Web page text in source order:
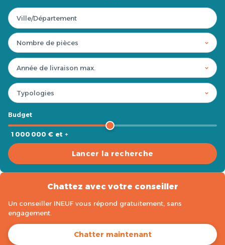
Budget
1 000 000 € et +
Lancer la recherche
Chattez avec votre conseiller
Un conseiller INEUF vous répond gratuitement, sans
engagement.
Chatter maintenant